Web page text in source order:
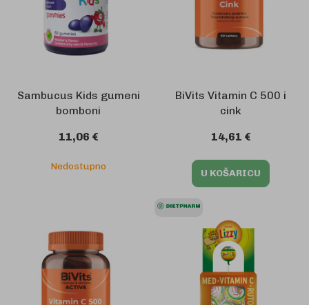
Sambucus Kids gumeni
bomboni
11,06 €
Nedostupno
BiVits Vitamin C 500 i
cink
14,61 €
U KOŠARICU